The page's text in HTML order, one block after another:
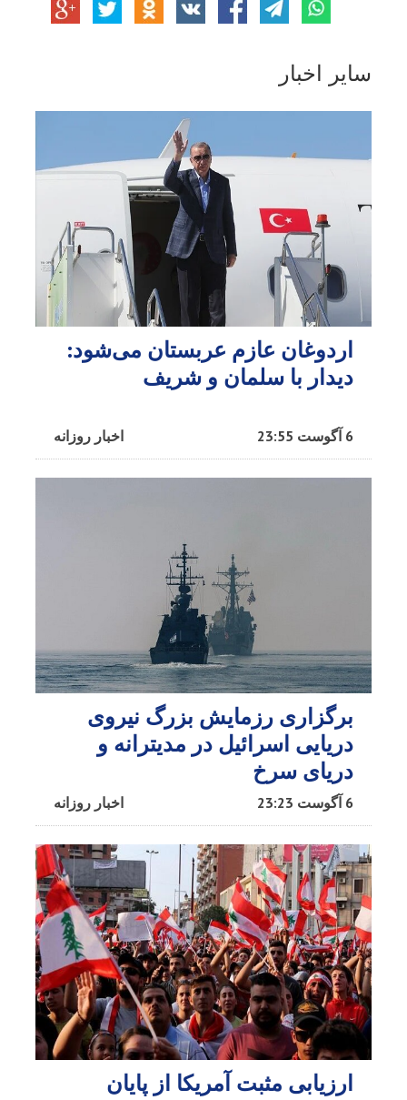
سایر اخبار
اردوغان عازم عربستان می‌شود:
دیدار با سلمان و شریف
اخبار روزانه 6 آگوست 23:55
برگزاری رزمایش بزرگ نیروی
دریایی اسرائیل در مدیترانه و
دریای سرخ​
اخبار روزانه 6 آگوست 23:23
ارزیابی مثبت آمریکا از پایان